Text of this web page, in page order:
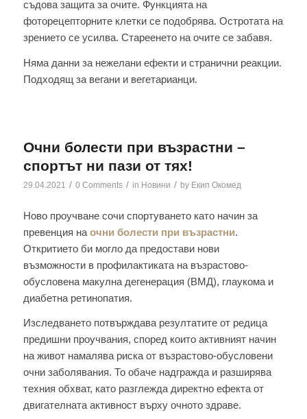
съдова защита за очите. Функцията на
фоторецепторните клетки се подобрява. Остротата на
зрението се усилва. Стареенето на очите се забавя.
Няма данни за нежелани ефекти и странични реакции.
Подходящ за вегани и вегетарианци.
Очни болести при възрастни –
спортът ни пази от тях!
29.04.2021 / 0 Comments / in Новини / by Екип Окомед
Ново проучване сочи спортуването като начин за
превенция на очни болести при възрастни.
Откритието би могло да предостави нови
възможности в профилактиката на възрастово-
обусловена макулна дегенерация (ВМД), глаукома и
диабетна ретинопатия.
Изследването потвърждава резултатите от редица
предишни проучвания, според които активният начин
на живот намалява риска от възрастово-обусловени
очни заболявания. То обаче надгражда и разширява
техния обхват, като разглежда директно ефекта от
двигателната активност върху очното здраве.